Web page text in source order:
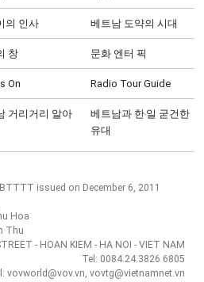
의 인사 베트남 도약의 시대
창 문화 엔터 픽
On Radio Tour Guide
거리거리 알아
베트남과 한‧일 굳건한
유대
issued on December 6, 2011
Hoa
Thu
- HOAN KIEM - HA NOI - VIET NAM
Tel: 0084.24.3826 6805
vovworld@vov.vn, vovtg@vietnamnet.vn